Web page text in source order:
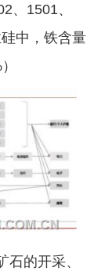
、1501、
中，铁含量
的开采、